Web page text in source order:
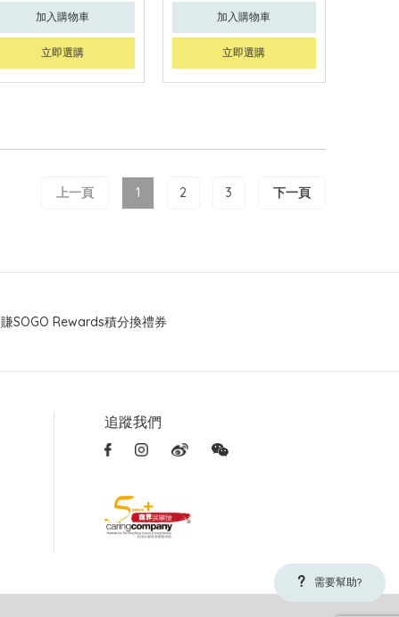
加入購物車
立即選購
加入購物車
立即選購
上一頁 1 2 3 下一頁
需要幫助?
賺SOGO Rewards積分換禮券
追蹤我們